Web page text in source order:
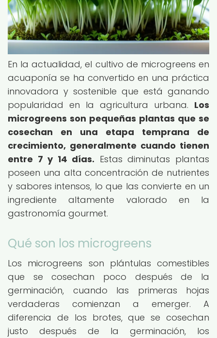
En la actualidad, el cultivo de microgreens en
acuaponía se ha convertido en una práctica
innovadora y sostenible que está ganando
popularidad en la agricultura urbana. Los
microgreens son pequeñas plantas que se
cosechan en una etapa temprana de
crecimiento, generalmente cuando tienen
entre 7 y 14 días. Estas diminutas plantas
poseen una alta concentración de nutrientes
y sabores intensos, lo que las convierte en un
ingrediente altamente valorado en la
gastronomía gourmet.
Qué son los microgreens
Los microgreens son plántulas comestibles
que se cosechan poco después de la
germinación, cuando las primeras hojas
verdaderas comienzan a emerger. A
diferencia de los brotes, que se cosechan
justo después de la germinación, los